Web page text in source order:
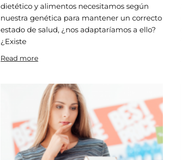
dietético y alimentos necesitamos según
nuestra genética para mantener un correcto
estado de salud, ¿nos adaptaríamos a ello?
¿Existe
Read more